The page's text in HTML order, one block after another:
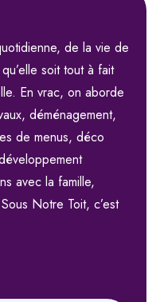
de la vie de
soit tout à fait
En vrac, on aborde
déménagement,
de menus, déco
avec la famille,
Notre Toit, c’est